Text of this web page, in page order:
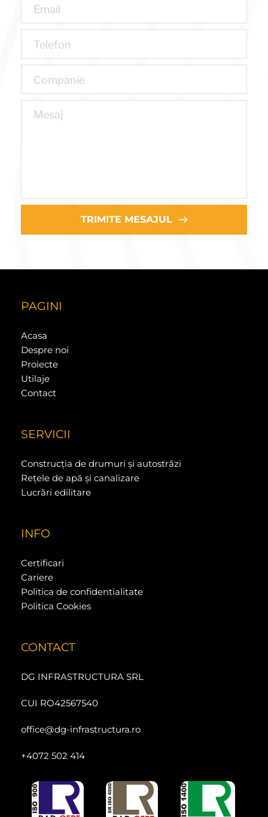
TRIMITE MESAJUL
PAGINI
Acasa
Despre noi
Proiecte
Utilaje
Contact
SERVICII
Construcția de drumuri și autostrăzi
Rețele de apă și canalizare
Lucrări edilitare
INFO
Certificari
Cariere
Politica de confidentialitate
Politica Cookies
CONTACT
DG INFRASTRUCTURA SRL
CUI RO42567540
office@dg-infrastructura.ro
+4072 502 414